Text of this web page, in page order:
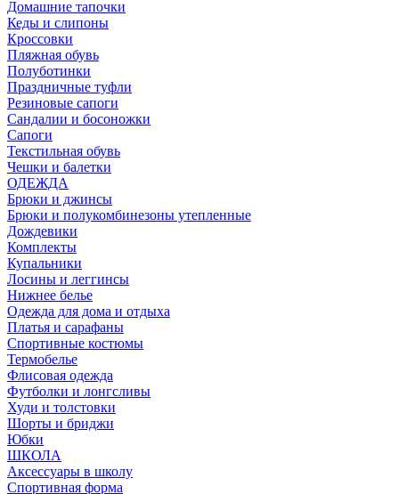
Домашние тапочки
Кеды и слипоны
Кроссовки
Пляжная обувь
Полуботинки
Праздничные туфли
Резиновые сапоги
Сандалии и босоножки
Сапоги
Текстильная обувь
Чешки и балетки
ОДЕЖДА
Брюки и джинсы
Брюки и полукомбинезоны утепленные
Дождевики
Комплекты
Купальники
Лосины и леггинсы
Нижнее белье
Одежда для дома и отдыха
Платья и сарафаны
Спортивные костюмы
Термобелье
Флисовая одежда
Футболки и лонгсливы
Худи и толстовки
Шорты и бриджи
Юбки
ШКОЛА
Аксессуары в школу
Спортивная форма